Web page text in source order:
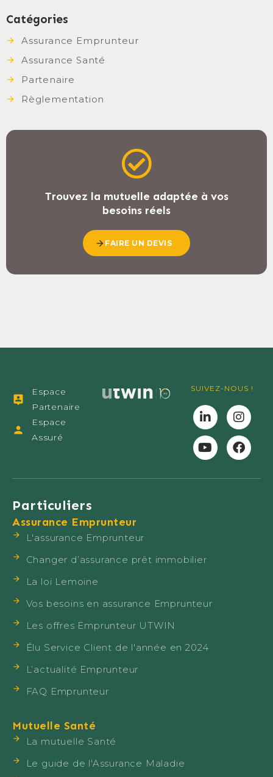
Catégories
Assurance Emprunteur
Assurance Santé
Partenaire
Règlementation
Trouvez la mutuelle adaptée à vos
besoins réels
FAIRE UN DEVIS
Espace
Partenaire
Espace
Assuré
SUIVEZ-NOUS !
Particuliers
Assurance Emprunteur
L'assurance Emprunteur
Changer d’assurance prêt immobilier
La loi Lemoine
Vos besoins en assurance Emprunteur
Les offres Emprunteur UTWIN
Élu Service Client de l'année en 2024
L’actualité Emprunteur
FAQ Emprunteur
Mutuelle Santé
La mutuelle Santé
Le guide de l'Assurance Maladie